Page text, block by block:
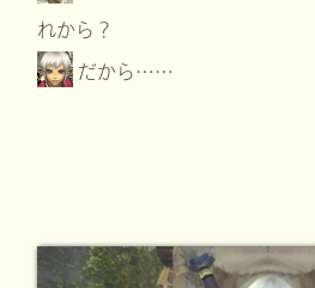
れから？
だから……